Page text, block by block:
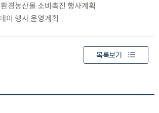
경농산물 소비촉진 행사계획
이 행사 운영계획
목록보기